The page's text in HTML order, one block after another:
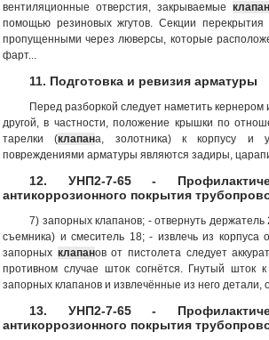
вентиляционные отверстия, закрываемые клапан
помощью резиновых жгутов. Секции
пропущенными через люверсы, которые
фарт...
11. Подготовка и ревизия арматуры
Перед разборкой следует наметить
другой, в частности, положение крышки по
тарелки (клапана, золотника) к корпусу и
повреждениями арматуры являются задиры,
12. УНП2-7-65 -
антикоррозионного покрытия
7) запорных клапанов; - отвернуть
съемника) и смеситель 18; - извлечь из
запорных клапанов от пистолета следует
противном случае шток согнётся. Гнутый шток
запорных клапанов и извлечённые из него детали,
13. УНП2-7-65 -
антикоррозионного покрытия